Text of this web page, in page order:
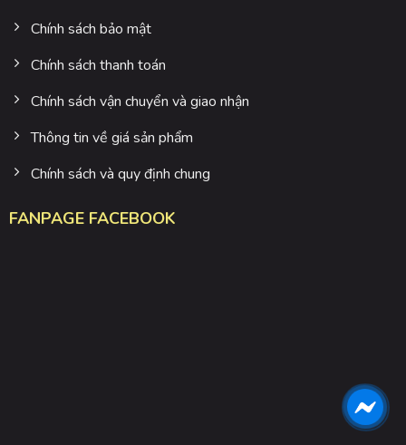
Chính sách bảo mật
Chính sách thanh toán
Chính sách vận chuyển và giao nhận
Thông tin về giá sản phẩm
Chính sách và quy định chung
FANPAGE FACEBOOK